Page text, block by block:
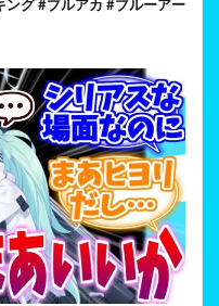
グ #ブルアカ #ブルーアー